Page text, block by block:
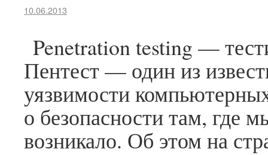
10.06.2013
Penetration testing —
Пентест — один из
уязвимости
о безопасности там, где
возникало. Об этом на